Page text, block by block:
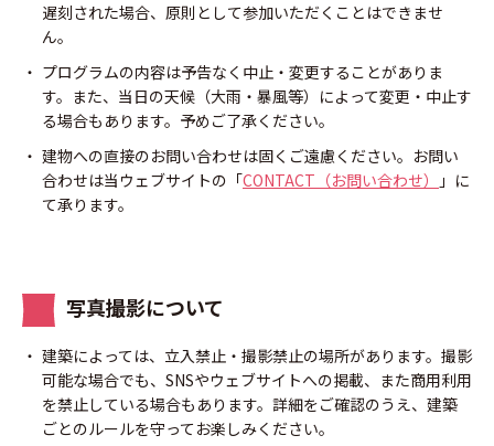
遅刻された場合、原則として参加いただくことはできませ
ん。
プログラムの内容は予告なく中止・変更することがありま
す。また、当日の天候（大雨・暴風等）によって変更・中止す
る場合もあります。予めご了承ください。
建物への直接のお問い合わせは固くご遠慮ください。お問い
合わせは当ウェブサイトの「CONTACT（お問い合わせ）
」に
て承ります。
写真撮影について
建築によっては、立入禁止・撮影禁止の場所があります。撮影
可能な場合でも、SNSやウェブサイトへの掲載、また商用利用
を禁止している場合もあります。詳細をご確認のうえ、建築
ごとのルールを守ってお楽しみください。